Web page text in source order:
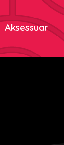
Aksessuar